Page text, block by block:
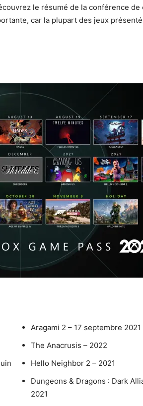
le résumé de la conférence de
car la plupart des jeux
Aragami 2 – 17 septembre 2021
The Anacrusis – 2022
Hello Neighbor 2 – 2021
Dungeons & Dragons : Dark
2021